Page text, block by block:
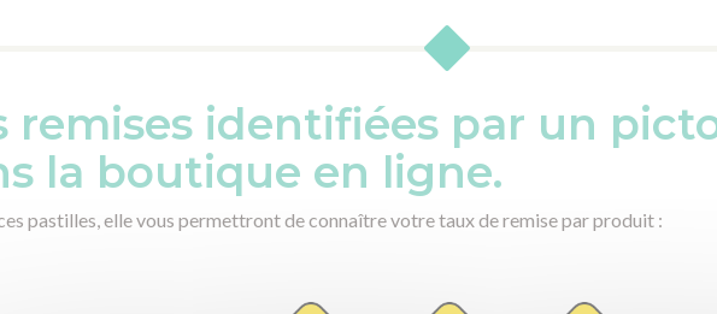
remises identifiées par un
la boutique en ligne.
pastilles, elle vous permettront de connaître votre taux de remise par produit :